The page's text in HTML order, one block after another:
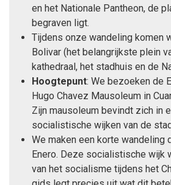
en het Nationale Pantheon, de
begraven ligt.
Tijdens onze wandeling komen
Bolivar (het belangrijkste plein
kathedraal, het stadhuis en de
Hoogtepunt: We bezoeken de
Hugo Chavez Mausoleum in
Zijn mausoleum bevindt zich in
socialistische wijken van de
We maken een korte wandeling
Enero. Deze socialistische wijk
van het socialisme tijdens het